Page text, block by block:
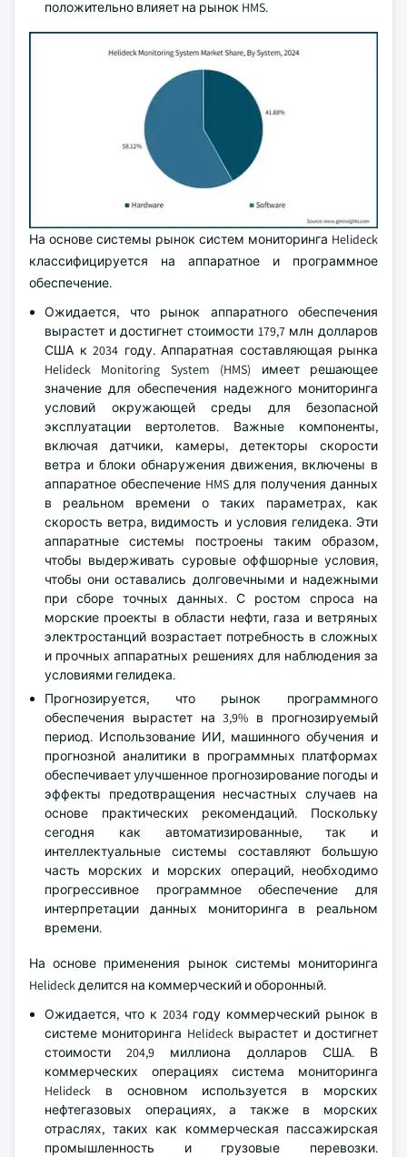
положительно влияет на рынок HMS.
На основе системы рынок систем мониторинга Helideck
классифицируется на аппаратное и программное
обеспечение.
Ожидается, что рынок аппаратного обеспечения
вырастет и достигнет стоимости 179,7 млн долларов
США к 2034 году. Аппаратная составляющая рынка
Helideck Monitoring System (HMS) имеет решающее
значение для обеспечения надежного мониторинга
условий окружающей среды для безопасной
эксплуатации вертолетов. Важные компоненты,
включая датчики, камеры, детекторы скорости
ветра и блоки обнаружения движения, включены в
аппаратное обеспечение HMS для получения данных
в реальном времени о таких параметрах, как
скорость ветра, видимость и условия гелидека. Эти
аппаратные системы построены таким образом,
чтобы выдерживать суровые оффшорные условия,
чтобы они оставались долговечными и надежными
при сборе точных данных. С ростом спроса на
морские проекты в области нефти, газа и ветряных
электростанций возрастает потребность в сложных
и прочных аппаратных решениях для наблюдения за
условиями гелидека.
Прогнозируется, что рынок программного
обеспечения вырастет на 3,9% в прогнозируемый
период. Использование ИИ, машинного обучения и
прогнозной аналитики в программных платформах
обеспечивает улучшенное прогнозирование погоды и
эффекты предотвращения несчастных случаев на
основе практических рекомендаций. Поскольку
сегодня как автоматизированные, так и
интеллектуальные системы составляют большую
часть морских и морских операций, необходимо
прогрессивное программное обеспечение для
интерпретации данных мониторинга в реальном
времени.
На основе применения рынок системы мониторинга
Helideck делится на коммерческий и оборонный.
Ожидается, что к 2034 году коммерческий рынок в
системе мониторинга Helideck вырастет и достигнет
стоимости 204,9 миллиона долларов США. В
коммерческих операциях система мониторинга
Helideck в основном используется в морских
нефтегазовых операциях, а также в морских
отраслях, таких как коммерческая пассажирская
промышленность и грузовые перевозки.